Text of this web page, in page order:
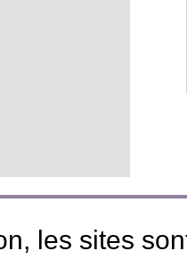
les sites